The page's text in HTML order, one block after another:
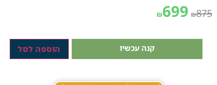
₪875
₪699
קנה עכשיו הוספה לסל